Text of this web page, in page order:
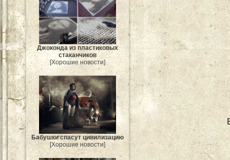
Джоконда из пластиковых
стаканчиков
[Хорошие новости]
Бабушки спасут цивилизацию
[Хорошие новости]